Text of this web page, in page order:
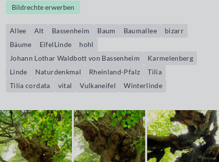
Bildrechte erwerben
Allee Alt Bassenheim Baum Baumallee
bizarr
Bäume
EifelLinde
hohl
Johann Lothar Waldbott von Bassenheim
Karmelenberg
Linde
Naturdenkmal Rheinland-Pfalz
Tilia
Tilia cordata
vital Vulkaneifel Winterlinde